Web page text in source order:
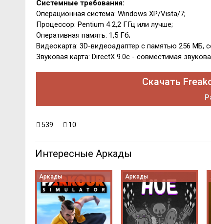
Системные требования:
Операционная система: Windows XP/Vista/7;
Процессор: Pentium 4 2,2 ГГц или лучше;
Оперативная память: 1,5 Гб;
Видеокарта: 3D-видеоадаптер с памятью 256 МБ,
Звуковая карта: DirectX 9.0с - совместимая
Скачать
539 10
Интересные Аркады
Аркады Аркады